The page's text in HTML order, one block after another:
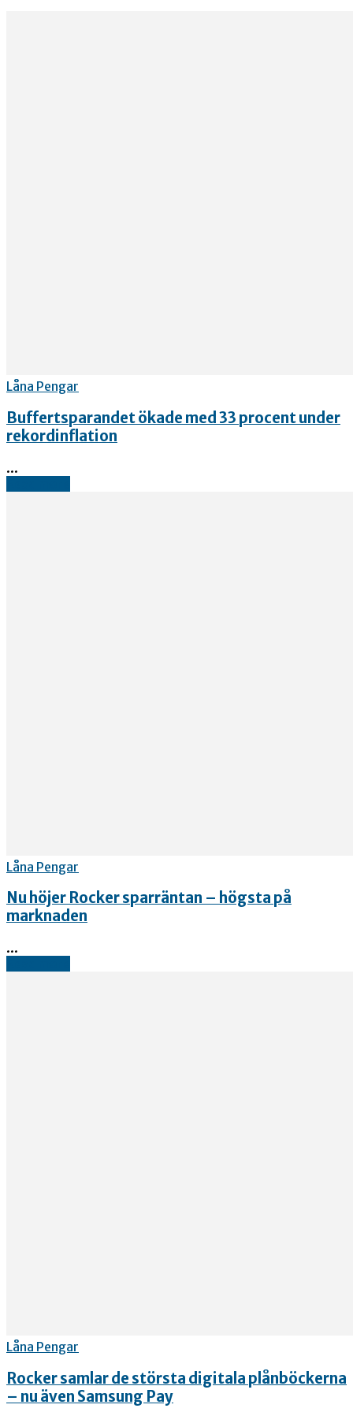
Låna Pengar
Buffertsparandet ökade med 33 procent under
rekordinflation
...
Låna Pengar
Nu höjer Rocker sparräntan – högsta på
marknaden
...
Låna Pengar
Rocker samlar de största digitala plånböckerna
– nu även Samsung Pay